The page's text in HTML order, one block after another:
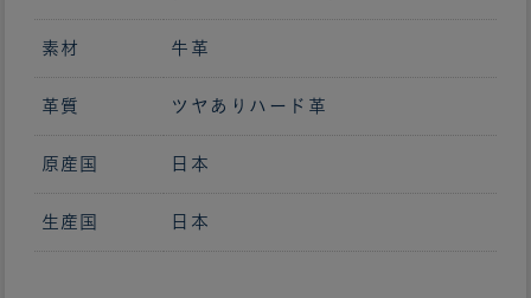
素材 牛革
革質 ツヤありハード革
原産国 日本
生産国 日本